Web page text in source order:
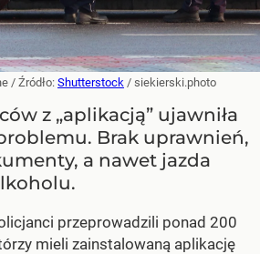
/ Źródło: Shutterstock / siekierski.photo
z „aplikacją” ujawniła
Brak uprawnień,
a nawet jazda
przeprowadzili ponad 200
mieli zainstalowaną aplikację